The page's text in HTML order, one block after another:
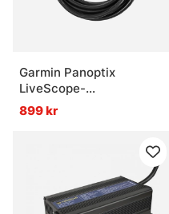
Garmin Panoptix
LiveScope-
förlängningskabel till
givare 3 m (21-polig)
899 kr